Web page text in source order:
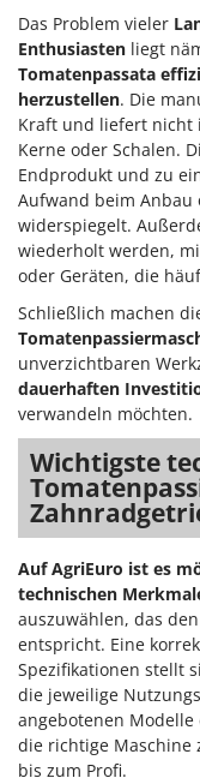
Das Problem vieler
Enthusiasten liegt
Tomatenpassata
herzustellen. Die
Kraft und liefert nicht
Kerne oder Schalen.
Endprodukt und zu
Aufwand beim
widerspiegelt.
wiederholt werden,
oder Geräten, die
Schließlich machen
unverzichtbaren
dauerhaften
verwandeln möchten.
Wichtigste
Auf AgriEuro ist es
technischen
auszuwählen, das
entspricht. Eine
Spezifikationen stellt
die jeweilige
angebotenen
die richtige Maschine
bis zum Profi.